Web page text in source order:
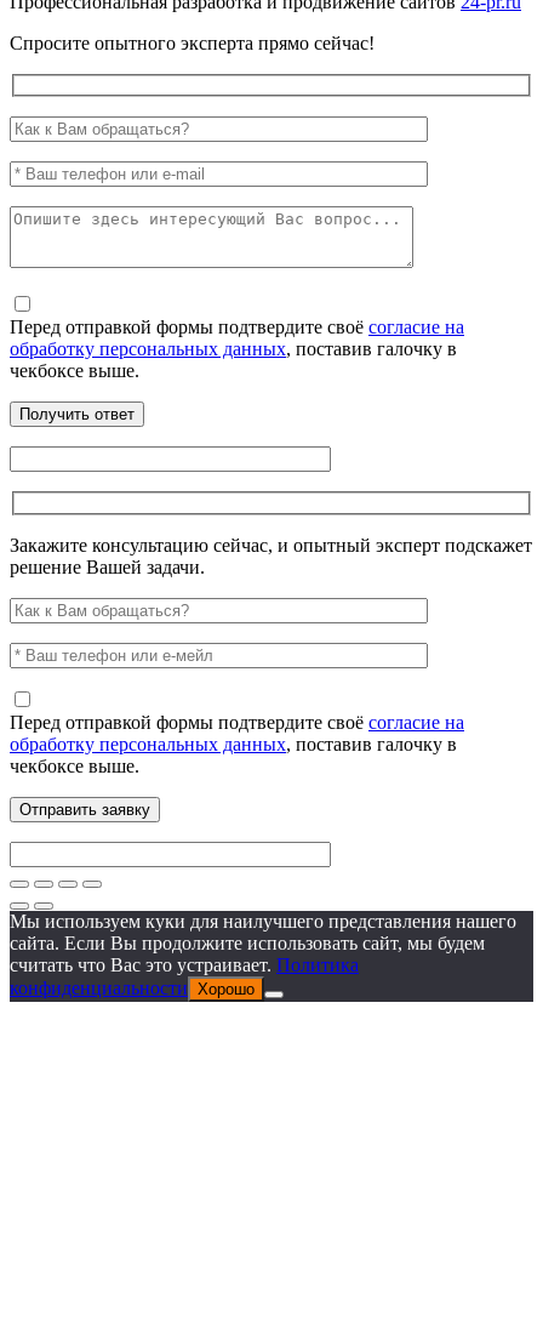
Спросите опытного эксперта прямо сейчас!
Перед отправкой формы подтвердите своё согласие на
обработку персональных данных, поставив галочку в
чекбоксе выше.
Закажите консультацию сейчас, и опытный эксперт подскажет
решение Вашей задачи.
Перед отправкой формы подтвердите своё согласие на
обработку персональных данных, поставив галочку в
чекбоксе выше.
Мы используем куки для наилучшего представления нашего
сайта. Если Вы продолжите использовать сайт, мы будем
считать что Вас это устраивает. Политика
конфиденциальности Хорошо